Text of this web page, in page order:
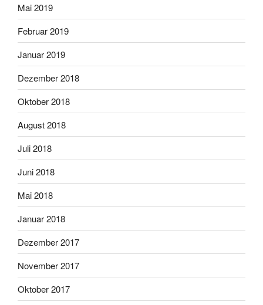
Mai 2019
Februar 2019
Januar 2019
Dezember 2018
Oktober 2018
August 2018
Juli 2018
Juni 2018
Mai 2018
Januar 2018
Dezember 2017
November 2017
Oktober 2017